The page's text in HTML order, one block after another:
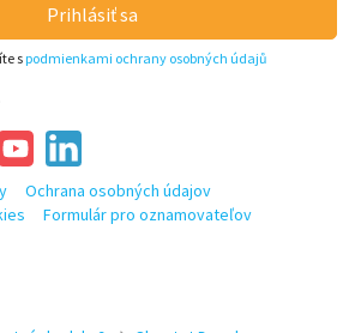
Prihlásiť sa
s podmienkami ochrany osobných údajů
Ochrana osobných údajov
Formulár pro oznamovateľov